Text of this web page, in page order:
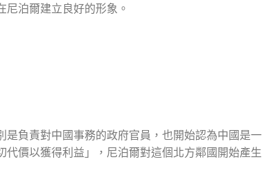
泊爾建立良好的形象。
負責對中國事務的政府官員，也開始認為中國是一
價以獲得利益」，尼泊爾對這個北方鄰國開始產生